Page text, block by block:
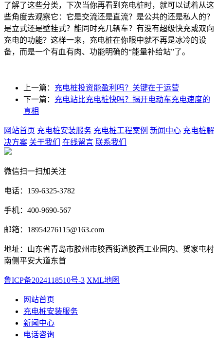
了解了这些分类，下次当你再看到充电桩时，就可以试着从这
些角度去观察它：它是交流还是直流？是公共的还是私人的？
是立式还是壁挂式？能同时充几辆车？有没有超级快充或双向
充电的功能？这样一来，充电桩在你眼中就不再是冰冷的设
备，而是一个有血有肉、功能明确的“能量补给站”了。
上一篇： 充电桩投资能盈利吗？关键在于运营
下一篇： 充电站比充电桩快吗？揭开电动车充电速度的
真相
网站首页 充电桩安装服务 充电桩工程案例 新闻中心 充电桩解
决方案 关于我们 在线留言 联系我们
微信扫一扫加关注
电话：159-6325-3782
手机：400-9690-567
邮箱：18954276115@163.com
地址：山东省青岛市胶州市胶西街道胶西工业园内、贺家屯村
南侧平安大道东首
鲁ICP备2024118510号-3 XML地图
网站首页
充电桩安装服务
新闻中心
电话咨询